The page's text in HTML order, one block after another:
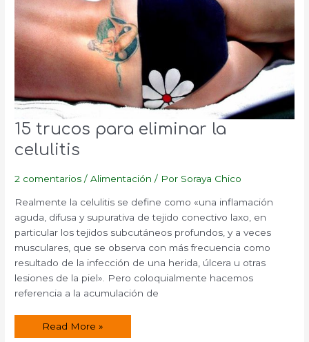
15 trucos para eliminar la
celulitis
2 comentarios /Alimentación / Por Soraya Chico
Realmente la celulitis se define como «una inflamación
aguda, difusa y supurativa de tejido conectivo laxo, en
particular los tejidos subcutáneos profundos, y a veces
musculares, que se observa con más frecuencia como
resultado de la infección de una herida, úlcera u otras
lesiones de la piel». Pero coloquialmente hacemos
referencia a la acumulación de
15
Read More »